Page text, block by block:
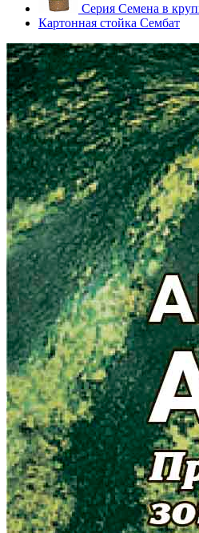
Серия Семена в
Картонная стойка Сембат